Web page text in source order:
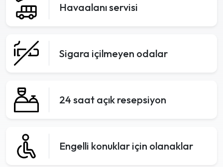
Havaalanı servisi
Sigara içilmeyen odalar
24 saat açık resepsiyon
Engelli konuklar için olanaklar